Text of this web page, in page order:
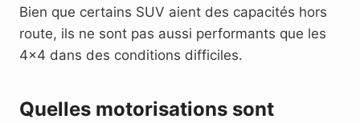
Bien que certains SUV aient des capacités hors
route, ils ne sont pas aussi performants que les
4×4 dans des conditions difficiles.
Quelles motorisations sont